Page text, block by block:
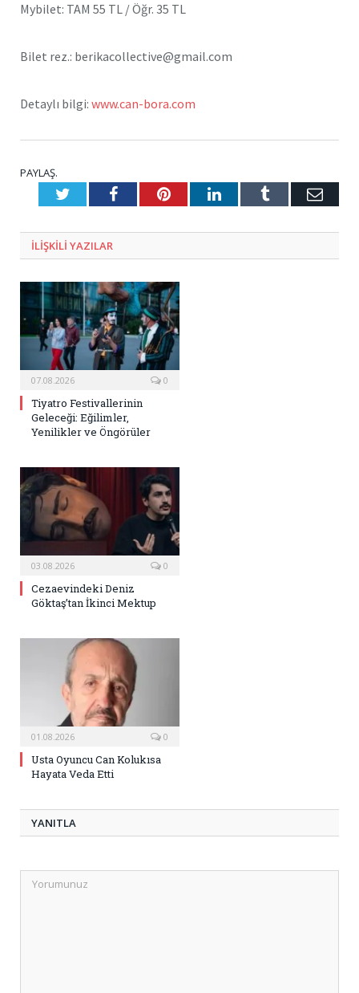
Mybilet: TAM 55 TL / Öğr. 35 TL
Bilet rez.: berikacollective@gmail.com
Detaylı bilgi: www.can-bora.com
PAYLAŞ.
TwitterFacebookPinterestLinkedInTumblr E-
ILIŞKILI YAZILAR
07.08.2026 0
Tiyatro Festivallerinin
Geleceği: Eğilimler,
Yenilikler ve Öngörüler
03.08.2026 0
Cezaevindeki Deniz
Göktaş’tan İkinci Mektup
01.08.2026 0
Usta Oyuncu Can Kolukısa
Hayata Veda Etti
YANITLA